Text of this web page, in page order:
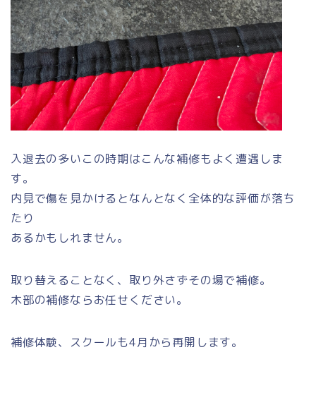
入退去の多いこの時期はこんな補修もよく遭遇しま
す。
内見で傷を見かけるとなんとなく全体的な評価が落ち
たり
あるかもしれません。
取り替えることなく、取り外さずその場で補修。
木部の補修ならお任せください。
補修体験、スクールも4月から再開します。